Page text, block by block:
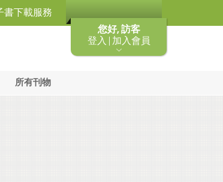
您好, 訪客
登入 | 加入會員
書下載服務
所有刊物